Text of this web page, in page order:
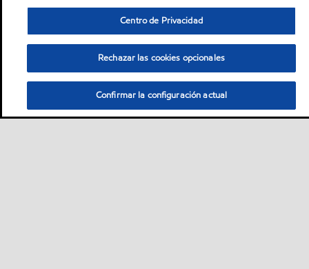
Centro de Privacidad
Rechazar las cookies opcionales
Confirmar la configuración actual